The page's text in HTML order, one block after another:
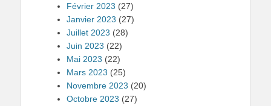
Février 2023 (27)
Janvier 2023 (27)
Juillet 2023 (28)
Juin 2023 (22)
Mai 2023 (22)
Mars 2023 (25)
Novembre 2023 (20)
Octobre 2023 (27)